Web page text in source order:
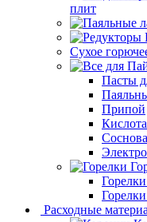
плит
Сухое
Пасты
Припой
Расходные